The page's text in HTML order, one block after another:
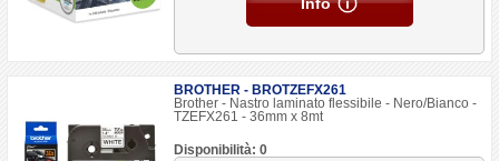
BROTHER - BROTZEFX261
Brother - Nastro laminato flessibile - Nero/Bianco -
TZEFX261 - 36mm x 8mt
Disponibilità: 0